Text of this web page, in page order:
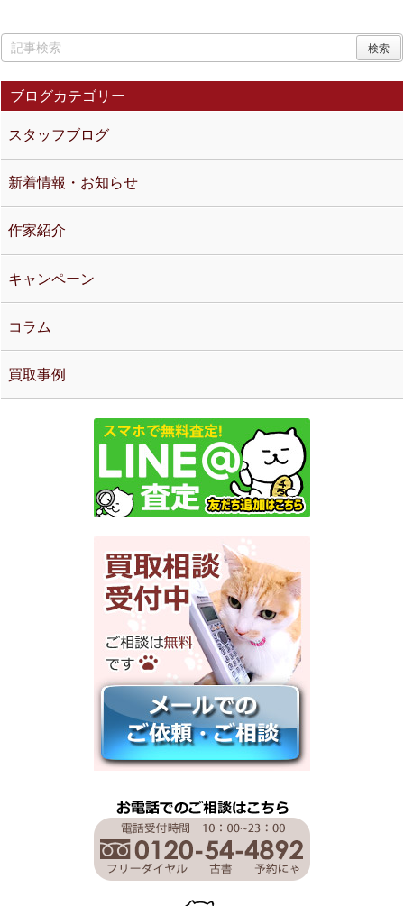
ブログカテゴリー
スタッフブログ
新着情報・お知らせ
作家紹介
キャンペーン
コラム
買取事例